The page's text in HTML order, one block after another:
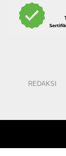
REDAKSI